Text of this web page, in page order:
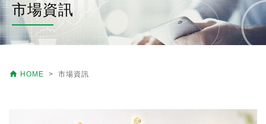
市場資訊
 HOME > 市場資訊